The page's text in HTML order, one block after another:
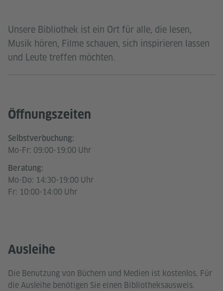
Unsere Bibliothek ist ein Ort für alle, die lesen,
Musik hören, Filme schauen, sich inspirieren lassen
und Leute treffen möchten.
Öffnungszeiten
Selbstverbuchung:
Mo-Fr: 09:00-19:00 Uhr
Beratung:
Mo-Do: 14:30-19:00 Uhr
Fr: 10:00-14:00 Uhr
Ausleihe
Die Benutzung von Büchern und Medien ist kostenlos. Für
die Ausleihe benötigen Sie einen Bibliotheksausweis.